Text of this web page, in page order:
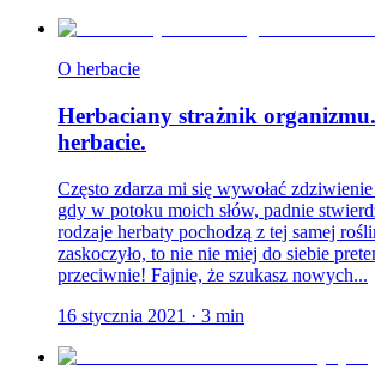
O herbacie
Herbaciany strażnik
herbacie.
Często zdarza mi się wywołać
gdy w potoku moich słów, padnie
rodzaje herbaty pochodzą z tej samej
zaskoczyło, to nie nie miej do siebie
przeciwnie! Fajnie, że szukasz nowych...
16 stycznia 2021 · 3 min